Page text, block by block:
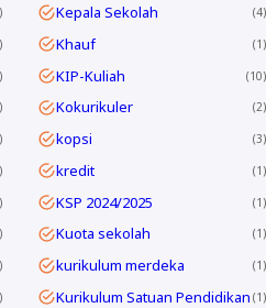
Kepala Sekolah 4
Khauf 1
KIP-Kuliah 10
Kokurikuler 2
kopsi 3
kredit 1
KSP 2024/2025 1
Kuota sekolah 1
kurikulum merdeka 1
Kurikulum Satuan Pendidikan 1